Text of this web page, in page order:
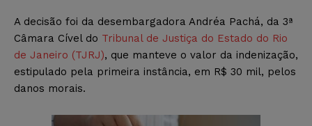
A decisão foi da desembargadora Andréa Pachá, da 3ª
Câmara Cível do Tribunal de Justiça do Estado do Rio
de Janeiro (TJRJ), que manteve o valor da indenização,
estipulado pela primeira instância, em R$ 30 mil, pelos
danos morais.